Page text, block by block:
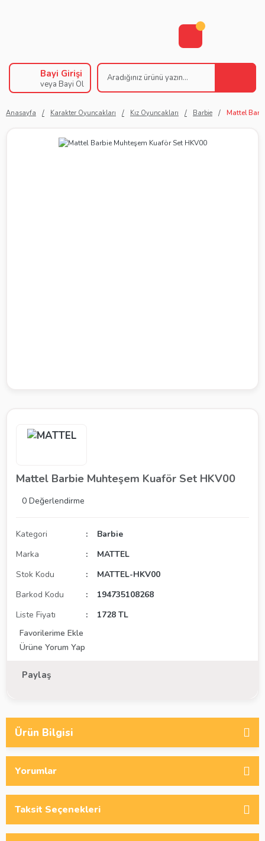
Bayi Girişi
veya Bayi Ol
Anasayfa Karakter Oyuncakları Kız Oyuncakları Barbie Mattel
Mattel Barbie Muhteşem Kuaför Set HKV00
0 Değerlendirme
Kategori
Barbie
Marka
MATTEL
Stok Kodu
MATTEL-HKV00
Barkod Kodu
194735108268
Liste Fiyatı
1728 TL
Ürüne Yorum Yap
Paylaş
Ürün Bilgisi
Yorumlar
Taksit Seçenekleri